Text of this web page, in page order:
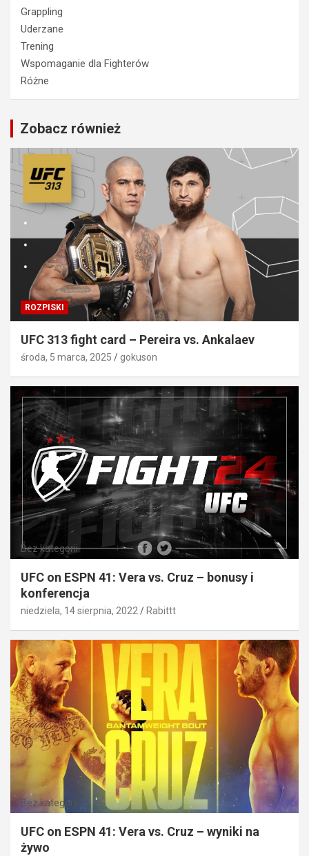
Grappling
Uderzane
Trening
Wspomaganie dla Fighterów
Różne
Zobacz również
ROZPISKI
UFC 313 fight card – Pereira vs. Ankalaev
środa, 5 marca, 2025 gokuson
Bez kategorii
UFC on ESPN 41: Vera vs. Cruz – bonusy i
konferencja
niedziela, 14 sierpnia, 2022 Rabittt
Bez kategorii
UFC on ESPN 41: Vera vs. Cruz – wyniki na
żywo